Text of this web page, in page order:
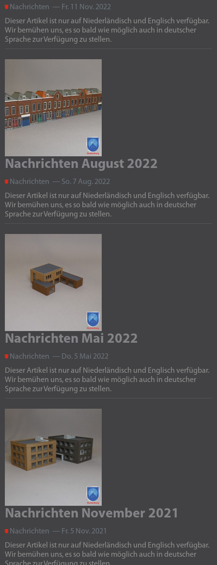
Nachrichten — Fr. 11 Nov. 2022
Dieser Artikel ist nur auf Niederländisch und Englisch verfügbar.
Wir bemühen uns, es so bald wie möglich auch in deutscher
Sprache zur Verfügung zu stellen.
Nachrichten August 2022
Nachrichten — So. 7 Aug. 2022
Dieser Artikel ist nur auf Niederländisch und Englisch verfügbar.
Wir bemühen uns, es so bald wie möglich auch in deutscher
Sprache zur Verfügung zu stellen.
Nachrichten Mai 2022
Nachrichten — Do. 5 Mai 2022
Dieser Artikel ist nur auf Niederländisch und Englisch verfügbar.
Wir bemühen uns, es so bald wie möglich auch in deutscher
Sprache zur Verfügung zu stellen.
Nachrichten November 2021
Nachrichten — Fr. 5 Nov. 2021
Dieser Artikel ist nur auf Niederländisch und Englisch verfügbar.
Wir bemühen uns, es so bald wie möglich auch in deutscher